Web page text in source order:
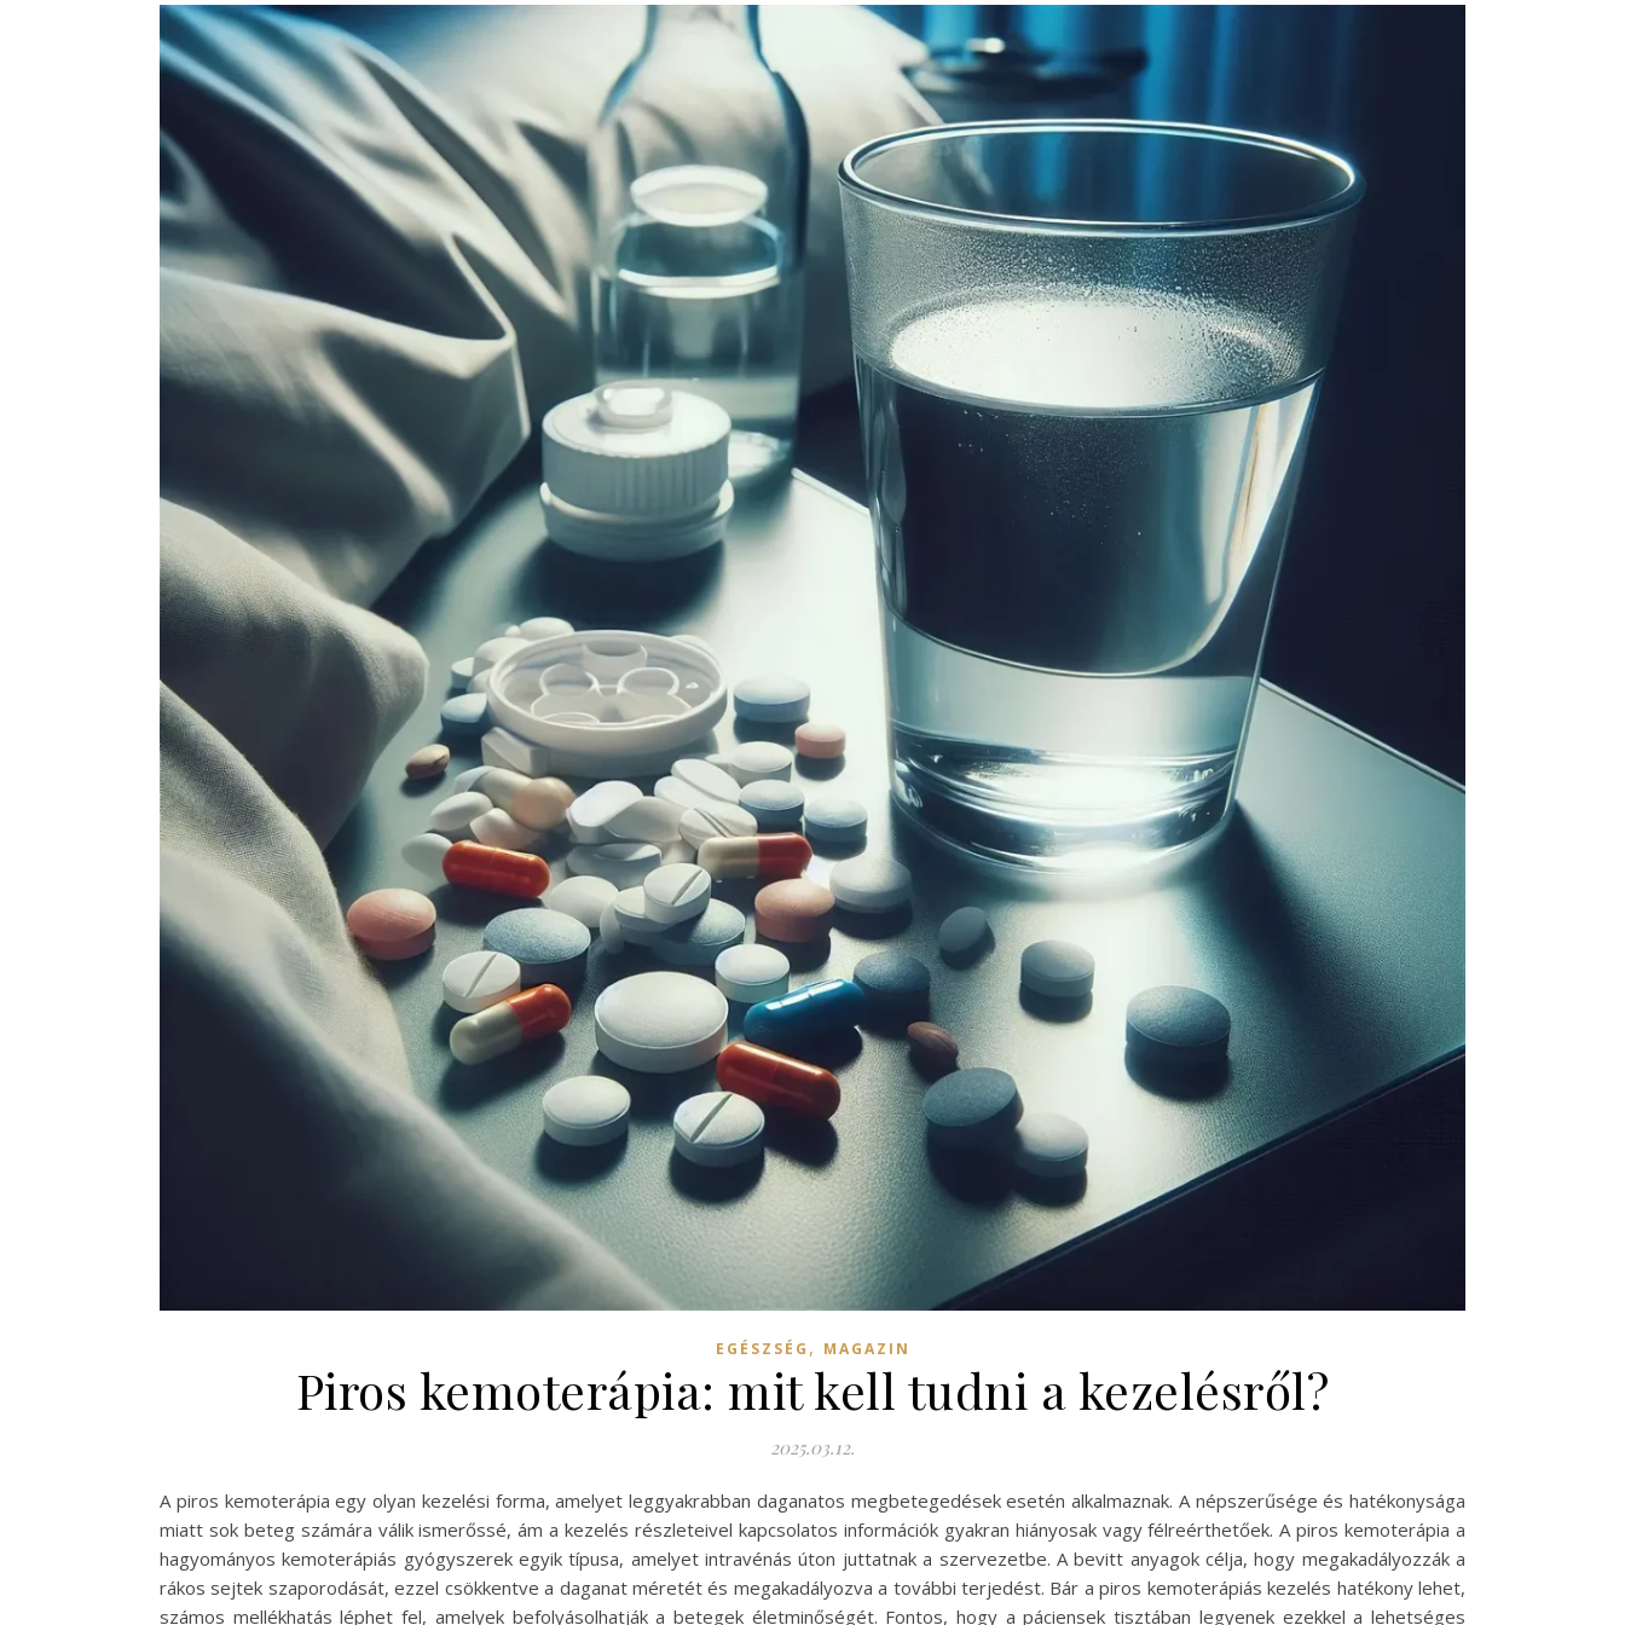
EGÉSZSÉG , MAGAZIN
Piros kemoterápia: mit kell tudni a kezelésről?
2025.03.12.
A piros kemoterápia egy olyan kezelési forma, amelyet leggyakrabban daganatos megbetegedések esetén alkalmaznak. A népszerűsége és hatékonysága
miatt sok beteg számára válik ismerőssé, ám a kezelés részleteivel kapcsolatos információk gyakran hiányosak vagy félreérthetőek. A piros kemoterápia a
hagyományos kemoterápiás gyógyszerek egyik típusa, amelyet intravénás úton juttatnak a szervezetbe. A bevitt anyagok célja, hogy megakadályozzák a
rákos sejtek szaporodását, ezzel csökkentve a daganat méretét és megakadályozva a további terjedést. Bár a piros kemoterápiás kezelés hatékony lehet,
számos mellékhatás léphet fel, amelyek befolyásolhatják a betegek életminőségét. Fontos, hogy a páciensek tisztában legyenek ezekkel a lehetséges